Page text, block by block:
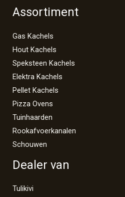
Assortiment
Gas Kachels
Hout Kachels
Speksteen Kachels
Elektra Kachels
Pellet Kachels
Pizza Ovens
Tuinhaarden
Rookafvoerkanalen
Schouwen
Dealer van
Tulikivi